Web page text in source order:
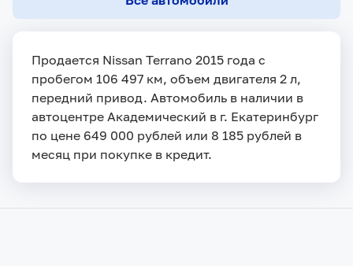
Продается Nissan Terrano 2015 года с
пробегом 106 497 км, объем двигателя 2 л,
передний привод. Автомобиль в наличии в
автоцентре Академический в г. Екатеринбург
по цене 649 000 рублей или 8 185 рублей в
месяц при покупке в кредит.